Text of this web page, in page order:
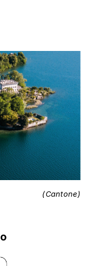
(Cantone)